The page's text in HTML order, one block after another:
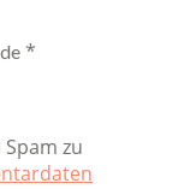
*
zu